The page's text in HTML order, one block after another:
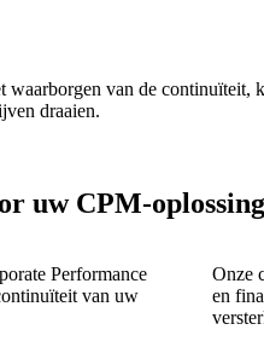
van de
draaien.
uw CPM-
Performance
van uw
Onze
en